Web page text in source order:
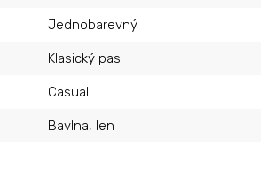
Jednobarevný
Klasický pas
Casual
Bavlna, len